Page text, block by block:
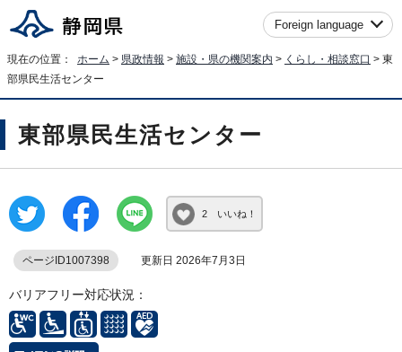
Foreign language
現在の位置： ホーム > 県政情報 > 施設・県の機関案内 > くらし・相談窓口 > 東
部県民生活センター
東部県民生活センター
2 いいね！
ページID1007398 更新日 2026年7月3日
バリアフリー対応状況：